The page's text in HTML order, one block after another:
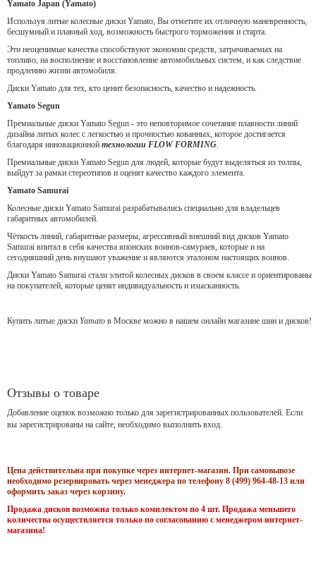
Yamato Japan (Yamato)
Используя литые колесные диски Yamato, Вы отметите их отличную маневренность,
бесшумный и плавный ход, возможность быстрого торможения и старта.
Эти неоценимые качества способствуют экономии средств, затрачиваемых на
топливо, на восполнение и восстановление автомобильных систем, и как следствие
продлению жизни автомобиля.
Диски Yamato для тех, кто ценит безопасность, качество и надежность.
Yamato Segun
Премиальные диски Yamato Segun - это неповторимое сочетание плавности линий
дизайна литых колес с легкостью и прочностью кованных, которое достигается
благодаря инновационной технологии FLOW FORMING.
Премиальные диски Yamato Segun для людей, которые будут выделяться из толпы,
выйдут за рамки стереотипов и оценят качество каждого элемента.
Yamato Samurai
Колесные диски Yamato Samurai разрабатывались специально для владельцев
габаритных автомобилей.
Чёткость линий, габаритные размеры, агрессивный внешний вид дисков Yamato
Samurai впитал в себя качества японских воинов-самураев, которые и на
сегодняшний день внушают уважение и являются эталоном настоящих воинов.
Диски Yamato Samurai стали элитой колесных дисков в своем классе и ориентированы
на покупателей, которые ценят индивидуальность и изысканность.
Купить литые диски Yamato в Москве можно в нашем онлайн магазине шин и дисков!
Отзывы о товаре
Добавление оценок возможно только для зарегистрированных пользователей. Если
вы зарегистрированы на сайте, необходимо выполнить вход.
Цена действительна при покупке через интернет-магазин. При самовывозе
необходимо резервировать через менеджера по телефону 8 (499) 964-48-13 или
оформить заказ через корзину.
Продажа дисков возможна только комплектом по 4 шт. Продажа меньшего
количества осуществляется только по согласованию с менеджером интернет-
магазина!